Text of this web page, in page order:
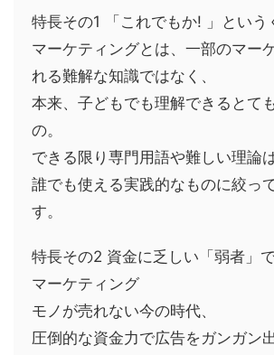
特長その1 「これでもか! 」という
マーケティングとは、一部のマー
れる難解な知識ではなく、
本来、子どもでも理解できるとて
の。
できる限り専門用語や難しい理論は
誰でも使える実践的なものに絞っ
す。
特長その2 資金に乏しい「弱者」
マーケティング
モノが売れない今の時代、
圧倒的な資金力で広告をガンガン